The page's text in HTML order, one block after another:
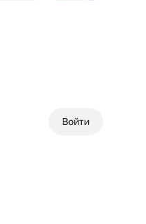
Войти